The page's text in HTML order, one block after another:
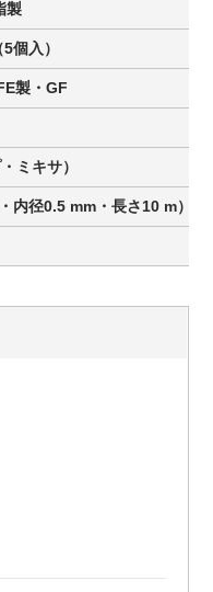
製
個入）
製・GF
ミキサ）
内径0.5 mm・長さ10 m）